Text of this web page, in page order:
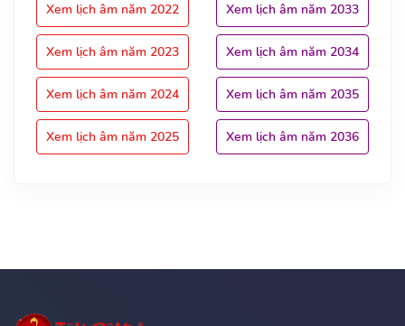
Xem lịch âm năm 2022
Xem lịch âm năm 2023
Xem lịch âm năm 2024
Xem lịch âm năm 2025
Xem lịch âm năm 2033
Xem lịch âm năm 2034
Xem lịch âm năm 2035
Xem lịch âm năm 2036